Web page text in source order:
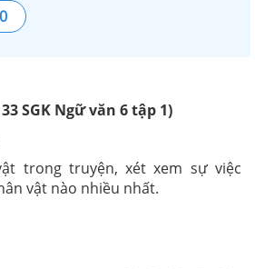
SGK Ngữ văn 6 tập 1)
trong truyện, xét xem sự việc
vật nào nhiều nhất.